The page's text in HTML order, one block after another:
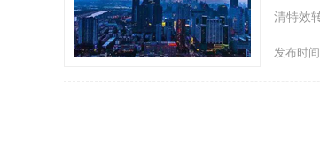
清特效
发布时